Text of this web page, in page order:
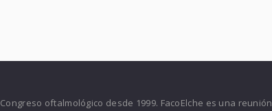
Congreso oftalmológico desde 1999. FacoElche es una